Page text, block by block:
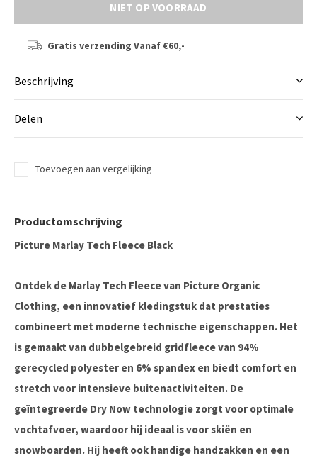
NIET OP VOORRAAD
Gratis verzending Vanaf €60,-
Beschrijving
Delen
Toevoegen aan vergelijking
Productomschrijving
Picture Marlay Tech Fleece Black
Ontdek de Marlay Tech Fleece van Picture Organic
Clothing, een innovatief kledingstuk dat prestaties
combineert met moderne technische eigenschappen. Het
is gemaakt van dubbelgebreid gridfleece van 94%
gerecycled polyester en 6% spandex en biedt comfort en
stretch voor intensieve buitenactiviteiten. De
geïntegreerde Dry Now technologie zorgt voor optimale
vochtafvoer, waardoor hij ideaal is voor skiën en
snowboarden. Hij heeft ook handige handzakken en een